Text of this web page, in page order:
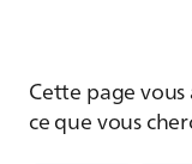
Cette page
ce que vous